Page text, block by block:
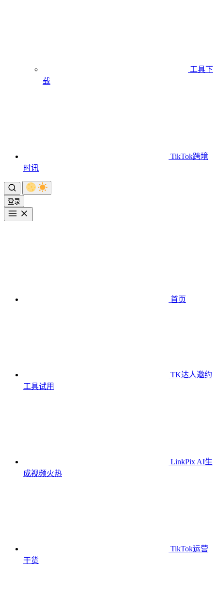
工具下
载
TikTok跨境
时讯
登录
首页
TK达人邀约
工具试用
LinkPix AI生
成视频火热
TikTok运营
干货